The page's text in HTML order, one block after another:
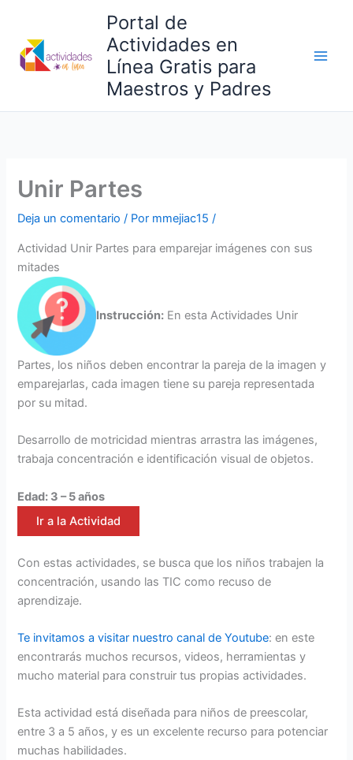
contenido
Portal de
Actividades en
Línea Gratis para
Maestros y Padres
Unir Partes
Deja un comentario / Por mmejiac15/
Actividad Unir Partes para emparejar imágenes con sus
mitades
Instrucción: En esta Actividades Unir
Partes, los niños deben encontrar la pareja de la imagen y
emparejarlas, cada imagen tiene su pareja representada
por su mitad.
Desarrollo de motricidad mientras arrastra las imágenes,
trabaja concentración e identificación visual de objetos.
Edad: 3 – 5 años
Ir a la Actividad
Con estas actividades, se busca que los niños trabajen la
concentración, usando las TIC como recuso de
aprendizaje.
Te invitamos a visitar nuestro canal de Youtube: en este
encontrarás muchos recursos, videos, herramientas y
mucho material para construir tus propias actividades.
Esta actividad está diseñada para niños de preescolar,
entre 3 a 5 años, y es un excelente recurso para potenciar
muchas habilidades.